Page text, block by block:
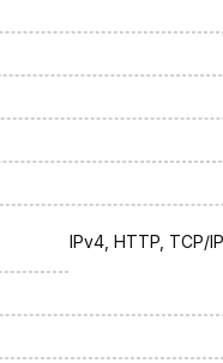
защите прав
ULTRA в
IPv4, HTTP, TCP/